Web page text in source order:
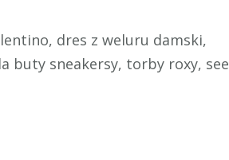
dres z weluru damski,
buty sneakersy, torby roxy, see